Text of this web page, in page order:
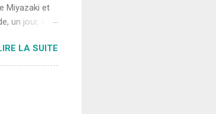
Miyazaki et
un jour, il
que
être
est né, sa
LA SUITE